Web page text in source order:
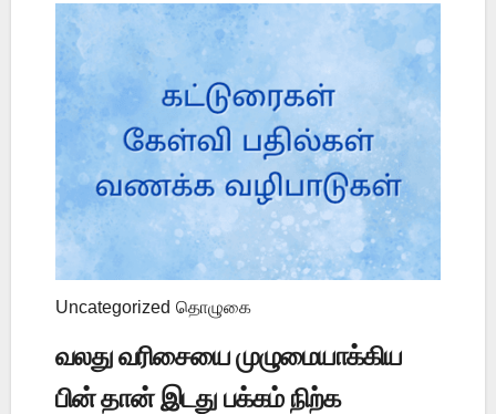
Uncategorized தொழுகை
வலது வரிசையை முழுமையாக்கிய
பின் தான் இடது பக்கம் நிற்க